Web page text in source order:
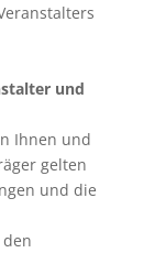
und
Ihnen und
gelten
und die